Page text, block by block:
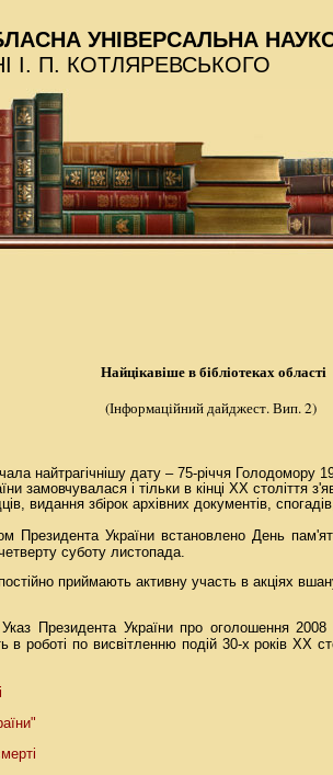
УНІВЕРСАЛЬНА
І. П. КОТЛЯРЕВСЬКОГО
Найцікавіше в бібліотеках області
(Інформаційний дайджест. Вип. 2)
найтрагічнішу дату – 75-річчя Голодомору
замовчувалася і тільки в кінці XX століття
видання збірок архівних документів,
Президента України встановлено День
суботу листопада.
постійно приймають активну участь в акціях
Президента України про оголошення
в роботі по висвітленню подій 30-х років XX